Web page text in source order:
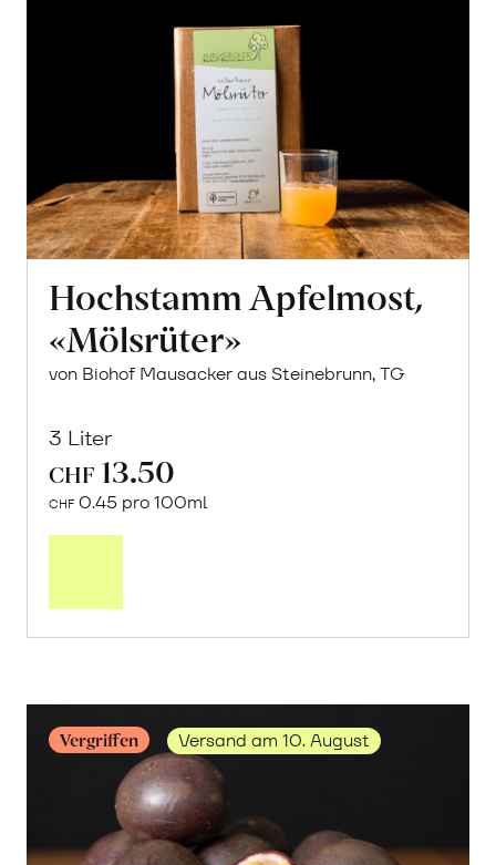
Hochstamm Apfelmost,
«Mölsrüter»
von Biohof Mausacker aus Steinebrunn, TG
3 Liter
CHF 13.50
CHF 0.45 pro 100ml
Vergriffen Versand am 10. August